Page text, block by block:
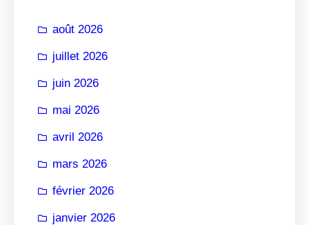
h
e
août 2026
juillet 2026
juin 2026
mai 2026
avril 2026
mars 2026
février 2026
janvier 2026